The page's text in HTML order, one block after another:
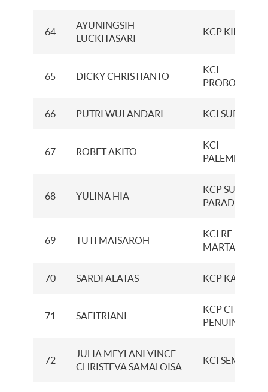
64
AYUNINGSIH
LUCKITASARI
KCP KIIC
65 DICKY CHRISTIANTO
KCI
66 PUTRI WULANDARI KCI
67 ROBET AKITO
KCI
PALEMBANG
68 YULINA HIA
KCP SUNTER
PARADISE
69 TUTI MAISAROH
KCI RE
70 SARDI ALATAS KCP
71 SAFITRIANI
KCP
PENUIN
72
JULIA MEYLANI VINCE
CHRISTEVA SAMALOISA
KCI